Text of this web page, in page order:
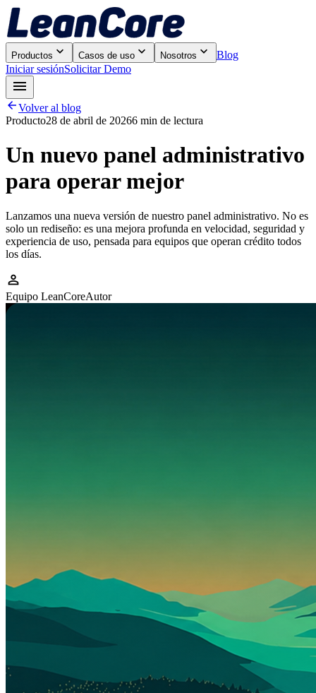
Productos  Casos de uso  Nosotros 
Blog
Iniciar sesiónSolicitar Demo

Volver al blog
Producto28 de abril de 20266 min de lectura
Un nuevo panel administrativo
para operar mejor
Lanzamos una nueva versión de nuestro panel administrativo. No es
solo un rediseño: es una mejora profunda en velocidad, seguridad y
experiencia de uso, pensada para equipos que operan crédito todos
los días.

Equipo LeanCoreAutor